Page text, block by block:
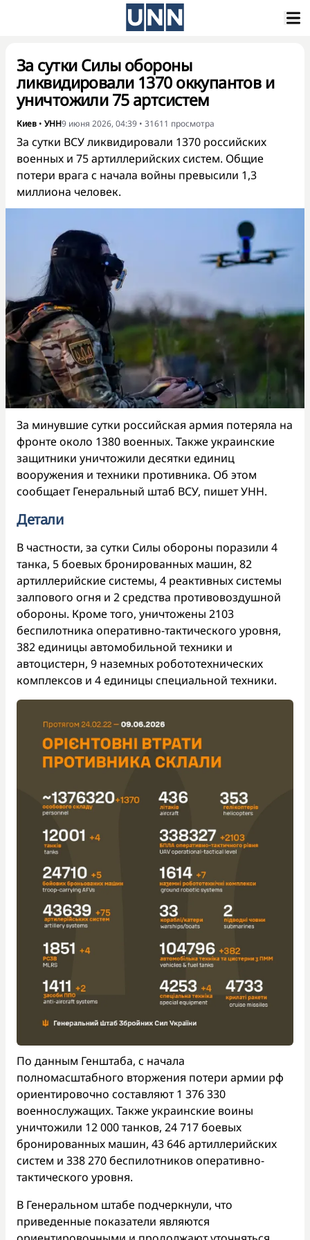
За сутки Силы обороны
ликвидировали 1370 оккупантов и
уничтожили 75 артсистем
Киев • УНН9 июня 2026, 04:39 • 31611 просмотра
За сутки ВСУ ликвидировали 1370 российских
военных и 75 артиллерийских систем. Общие
потери врага с начала войны превысили 1,3
миллиона человек.
За минувшие сутки российская армия потеряла на
фронте около 1380 военных. Также украинские
защитники уничтожили десятки единиц
вооружения и техники противника. Об этом
сообщает Генеральный штаб ВСУ, пишет УНН.
Детали
В частности, за сутки Силы обороны поразили 4
танка, 5 боевых бронированных машин, 82
артиллерийские системы, 4 реактивных системы
залпового огня и 2 средства противовоздушной
обороны. Кроме того, уничтожены 2103
беспилотника оперативно-тактического уровня,
382 единицы автомобильной техники и
автоцистерн, 9 наземных робототехнических
комплексов и 4 единицы специальной техники.
По данным Генштаба, с начала
полномасштабного вторжения потери армии рф
ориентировочно составляют 1 376 330
военнослужащих. Также украинские воины
уничтожили 12 000 танков, 24 717 боевых
бронированных машин, 43 646 артиллерийских
систем и 338 270 беспилотников оперативно-
тактического уровня.
В Генеральном штабе подчеркнули, что
приведенные показатели являются